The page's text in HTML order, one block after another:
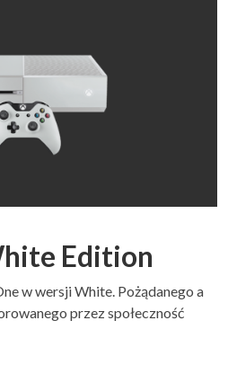
Edition
w wersji White. Pożądanego a
przez społeczność